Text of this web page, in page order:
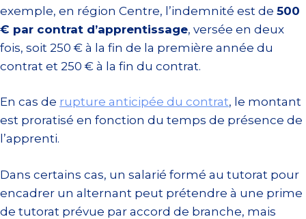
exemple, en région Centre, l’indemnité est de 500
€ par contrat d’apprentissage, versée en deux
fois, soit 250 € à la fin de la première année du
contrat et 250 € à la fin du contrat.
En cas de rupture anticipée du contrat, le montant
est proratisé en fonction du temps de présence de
l’apprenti.
Dans certains cas, un salarié formé au tutorat pour
encadrer un alternant peut prétendre à une prime
de tutorat prévue par accord de branche, mais